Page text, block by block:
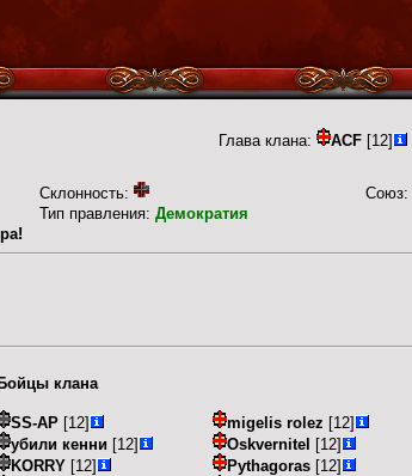
Глава клана: ACF [12]
Склонность: Союз:
Тип правления: Демократия
клана
SS-AP [12]
убили кенни [12]
KORRY [12]
migelis rolez [12]
Oskvernitel [12]
Pythagoras [12]